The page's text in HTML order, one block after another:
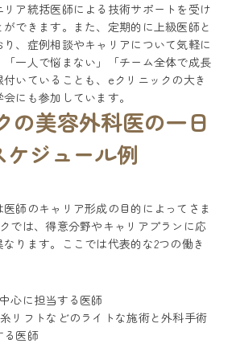
ア統括医師による技術サポートを受け
できます。また、定期的に上級医師と
、症例相談やキャリアについて気軽に
一人で悩まない」「チーム全体で成長
いていることも、eクリニックの大き
にも参加しています。
の美容外科医の一日
ケジュール例
師のキャリア形成の目的によってさま
では、得意分野やキャリアプランに応
ります。ここでは代表的な2つの働き
心に担当する医師
リフトなどのライトな施術と外科手術
る医師